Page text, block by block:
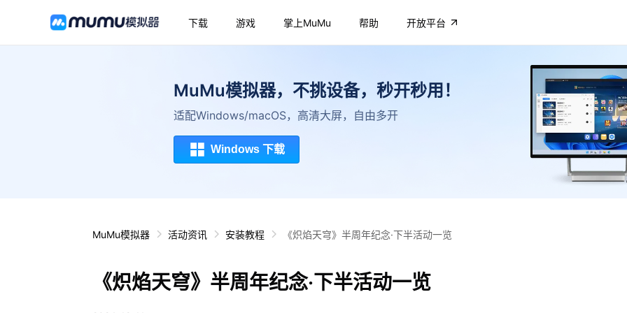
下载 游戏 掌上MuMu 帮助 开放平台
MuMu模拟器，不挑设备，秒开秒用！
适配Windows/macOS，高清大屏，自由多开
Windows 下载
MuMu模拟器 活动资讯 安装教程 《炽焰天穹》半周年纪念·下半活动一览
《炽焰天穹》半周年纪念·下半活动一览